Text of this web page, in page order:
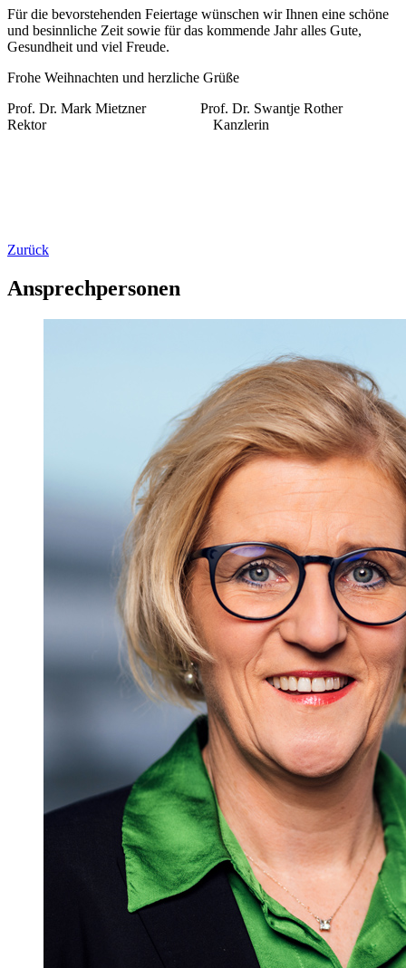
Für die bevorstehenden Feiertage wünschen wir Ihnen eine schöne
und besinnliche Zeit sowie für das kommende Jahr alles Gute,
Gesundheit und viel Freude.
Frohe Weihnachten und herzliche Grüße
Prof. Dr. Mark Mietzner Prof. Dr. Swantje Rother
Rektor Kanzlerin
Zurück
Ansprechpersonen